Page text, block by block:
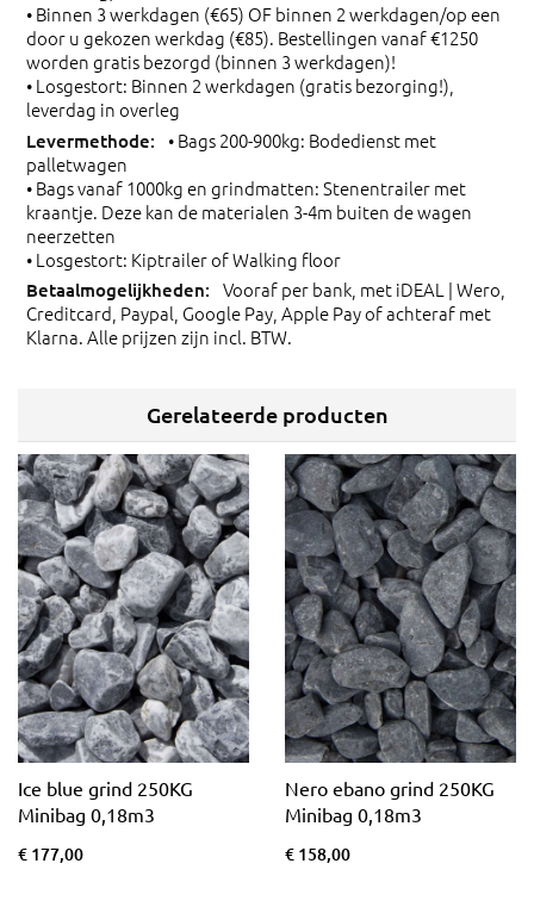
• Binnen 3 werkdagen (€65) OF binnen 2 werkdagen/op een
door u gekozen werkdag (€85). Bestellingen vanaf €1250
worden gratis bezorgd (binnen 3 werkdagen)!
• Losgestort: Binnen 2 werkdagen (gratis bezorging!),
leverdag in overleg
• Bags 200-900kg: Bodedienst met
palletwagen
• Bags vanaf 1000kg en grindmatten: Stenentrailer met
kraantje. Deze kan de materialen 3-4m buiten de wagen
neerzetten
• Losgestort: Kiptrailer of Walking floor
Vooraf per bank, met iDEAL | Wero,
Creditcard, Paypal, Google Pay, Apple Pay of achteraf met
Klarna. Alle prijzen zijn incl. BTW.
Gerelateerde producten
Ice blue grind 250KG
Minibag 0,18m3
€ 177,00
Nero ebano grind 250KG
Minibag 0,18m3
€ 158,00